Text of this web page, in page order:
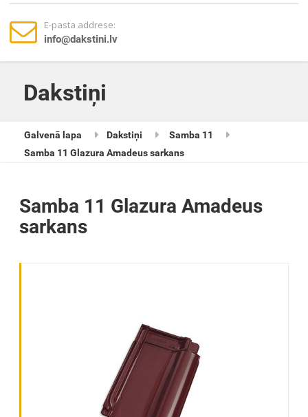
E-pasta addrese:
info@dakstini.lv
Dakstiņi
Galvenā lapa Dakstiņi
Samba 11
Samba 11 Glazura Amadeus sarkans
Samba 11 Glazura Amadeus
sarkans